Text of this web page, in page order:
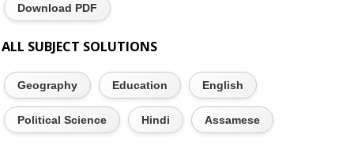
Download PDF
ALL SUBJECT SOLUTIONS
Geography Education English
Political Science Hindi Assamese